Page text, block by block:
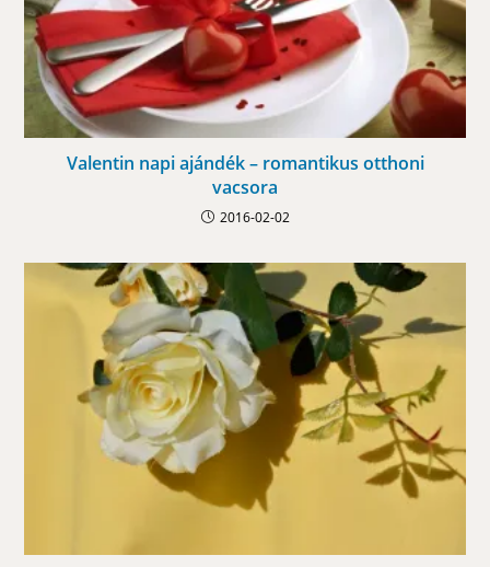
Valentin napi ajándék – romantikus otthoni
vacsora
2016-02-02